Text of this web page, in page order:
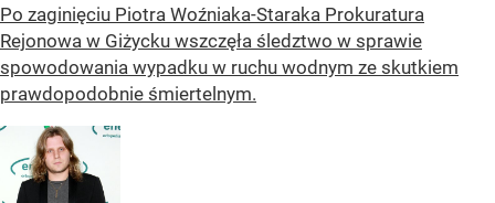
Po zaginięciu Piotra Woźniaka-Staraka Prokuratura
Rejonowa w Giżycku wszczęła śledztwo w sprawie
spowodowania wypadku w ruchu wodnym ze skutkiem
prawdopodobnie śmiertelnym.